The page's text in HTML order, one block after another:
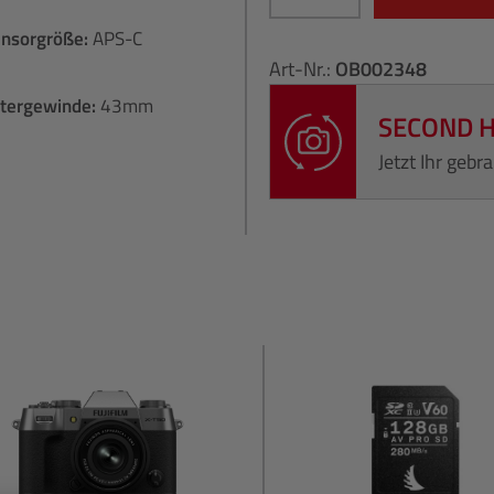
APS-C
43mm
Art-Nr.: OB002348
SECOND
Jetzt Ihr